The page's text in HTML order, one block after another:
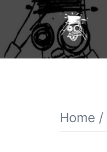
contenuto
Home /